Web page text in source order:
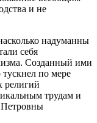
и не
надуманны
себя
Созданный ими
по мере
религий
трудам и
Петровны